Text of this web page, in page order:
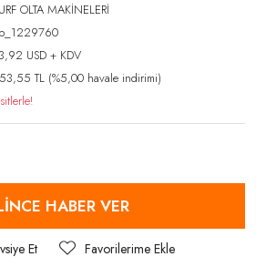
OLTA MAKİNELERİ
USD + KDV
TL (%5,00 havale indirimi)
HABER VER
Et